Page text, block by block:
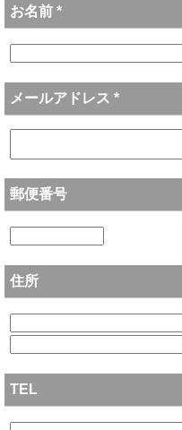
お名前 *
メールアドレス *
郵便番号
住所
TEL